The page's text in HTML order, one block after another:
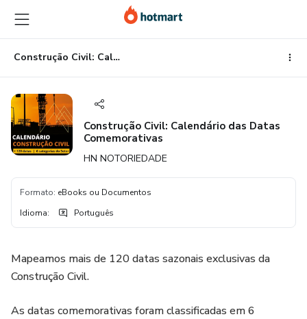
para
o
conteúdo
principal
para
o
pagamento
para
o
rodapé
Construção Civil: Calendário das Datas Comemorativas
Construção Civil: Calendário das Datas
Comemorativas
HN NOTORIEDADE
Formato: eBooks ou Documentos
Idioma: Português
Mapeamos mais de 120 datas sazonais exclusivas da
Construção Civil.
As datas comemorativas foram classificadas em 6